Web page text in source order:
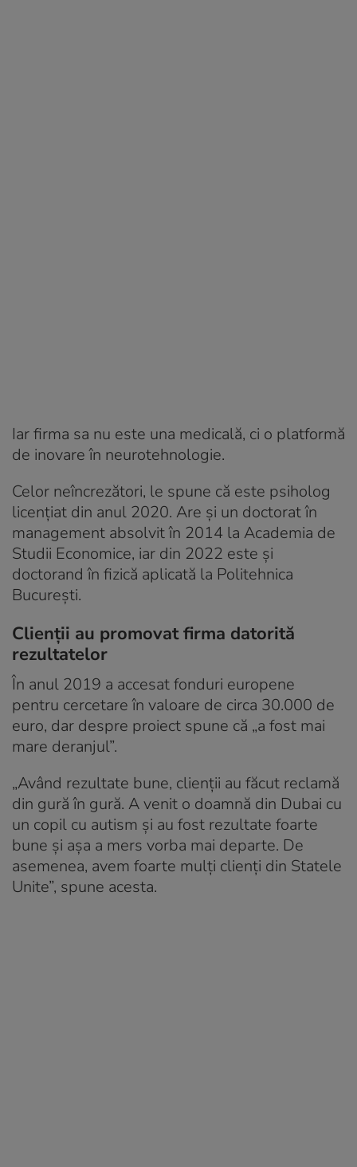
Iar firma sa nu este una medicală, ci o platformă
de inovare în neurotehnologie.
Celor neîncrezători, le spune că este psiholog
licențiat din anul 2020. Are și un doctorat în
management absolvit în 2014 la Academia de
Studii Economice, iar din 2022 este și
doctorand în fizică aplicată la Politehnica
București.
Clienții au promovat firma datorită
rezultatelor
În anul 2019 a accesat fonduri europene
pentru cercetare în valoare de circa 30.000 de
euro, dar despre proiect spune că „a fost mai
mare deranjul”.
„Având rezultate bune, clienții au făcut reclamă
din gură în gură. A venit o doamnă din Dubai cu
un copil cu autism și au fost rezultate foarte
bune și așa a mers vorba mai departe. De
asemenea, avem foarte mulți clienți din Statele
Unite”, spune acesta.